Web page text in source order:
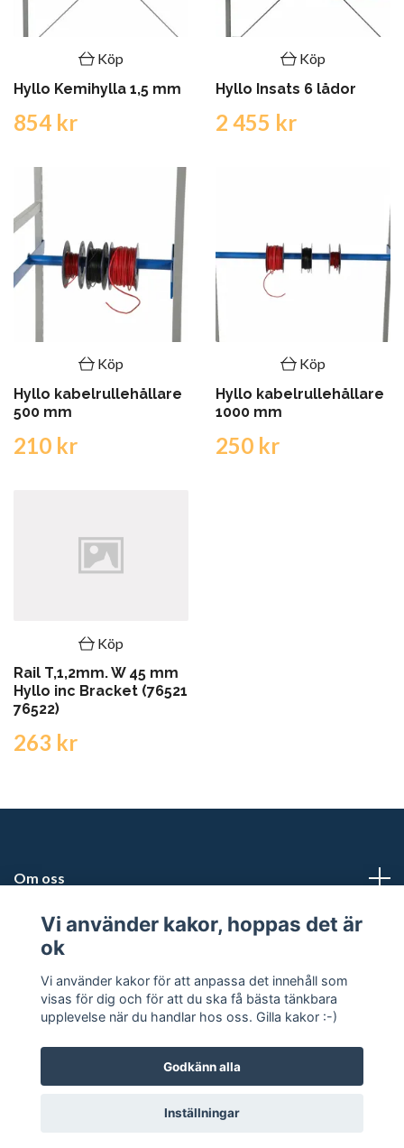
Köp
Hyllo Kemihylla 1,5 mm
854 kr
Köp
Hyllo Insats 6 lådor
2 455 kr
Köp
Hyllo kabelrullehållare
500 mm
210 kr
Köp
Hyllo kabelrullehållare
1000 mm
250 kr
Köp
Rail T,1,2mm. W 45 mm
Hyllo inc Bracket (76521
76522)
263 kr
Om oss
Kundtjänst
Snabblänkar
© 2026 Safe Industries
Vi använder kakor, hoppas det är
ok
Vi använder kakor för att anpassa det innehåll som
visas för dig och för att du ska få bästa tänkbara
upplevelse när du handlar hos oss. Gilla kakor :-)
Godkänn alla
Inställningar